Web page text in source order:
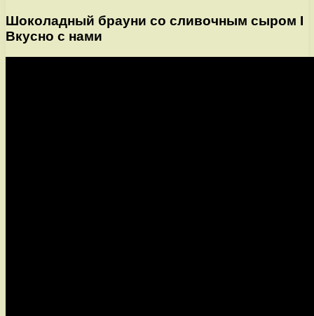
Шоколадный брауни со сливочным сыром I
Вкусно с нами